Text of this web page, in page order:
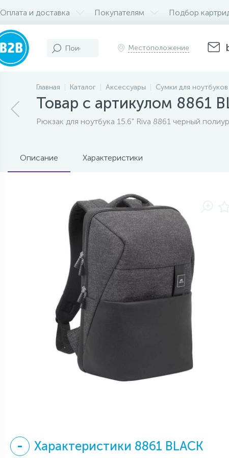
Оплата и доставка Покупателям Подбор
Местоположение
Главная Каталог Аксессуары Сумки для ноутбуков
Товар с артикулом 8861
Рюкзак для ноутбука 15.6" Riva 8861 черный
Описание Характеристики
Характеристики 8861 BLACK